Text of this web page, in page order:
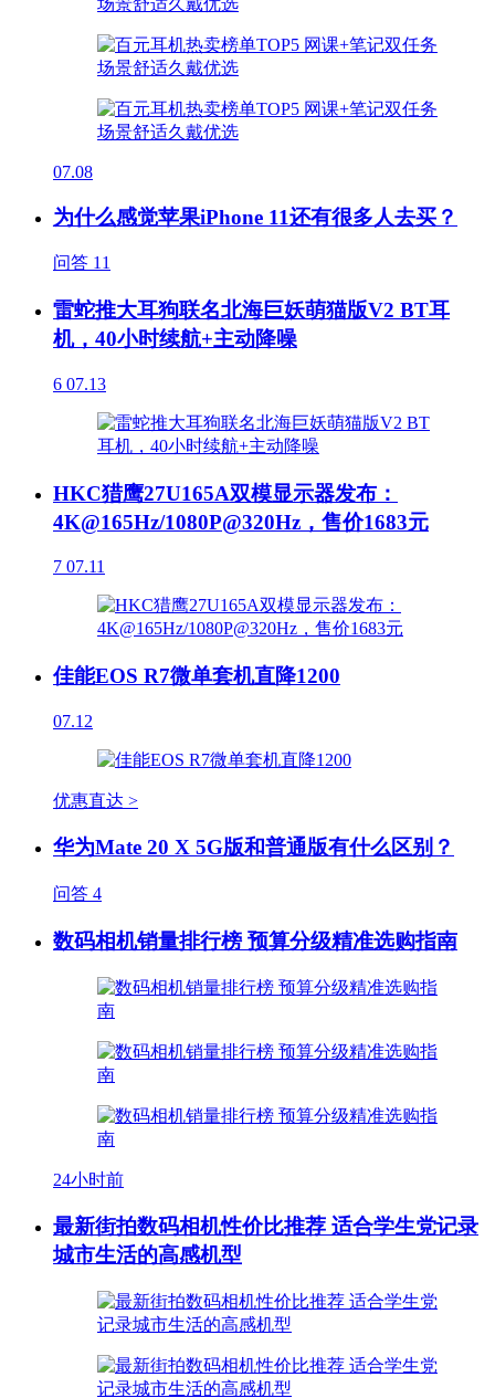
07.08
为什么感觉苹果iPhone 11还有很多人去买？
问答 11
雷蛇推大耳狗联名北海巨妖萌猫版V2 BT耳
机，40小时续航+主动降噪
6 07.13
HKC猎鹰27U165A双模显示器发布：
4K@165Hz/1080P@320Hz，售价1683元
7 07.11
佳能EOS R7微单套机直降1200
07.12
优惠直达 >
华为Mate 20 X 5G版和普通版有什么区别？
问答 4
数码相机销量排行榜 预算分级精准选购指南
24小时前
最新街拍数码相机性价比推荐 适合学生党记录
城市生活的高感机型